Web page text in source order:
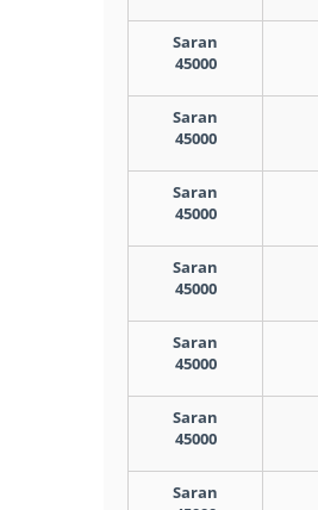
Saran
45000
Saran
45000
Saran
45000
Saran
45000
Saran
45000
Saran
45000
Saran